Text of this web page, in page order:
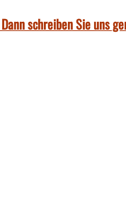
schreiben Sie uns